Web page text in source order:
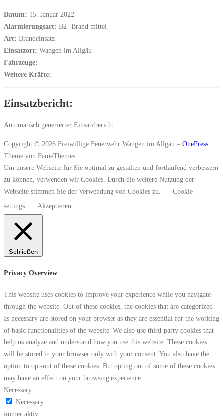
Datum: 15. Januar 2022
Alarmierungsart: B2 -Brand mittel
Art: Brandeinsatz
Einsatzort: Wangen im Allgäu
Fahrzeuge:
Weitere Kräfte:
Einsatzbericht:
Automatisch generierter Einsatzbericht
Copyright © 2026 Freiwillige Feuerwehr Wangen im Allgäu – OnePress
Theme von FameThemes
Um unsere Webseite für Sie optimal zu gestalten und fortlaufend verbessern
zu können, verwenden wir Cookies. Durch die weitere Nutzung der
Webseite stimmen Sie der Verwendung von Cookies zu.
Cookie
settings
Akzeptieren
Schließen
Privacy Overview
This website uses cookies to improve your experience while you navigate
through the website. Out of these cookies, the cookies that are categorized
as necessary are stored on your browser as they are essential for the working
of basic functionalities of the website. We also use third-party cookies that
help us analyze and understand how you use this website. These cookies
will be stored in your browser only with your consent. You also have the
option to opt-out of these cookies. But opting out of some of these cookies
may have an effect on your browsing experience.
Necessary
Necessary
immer aktiv